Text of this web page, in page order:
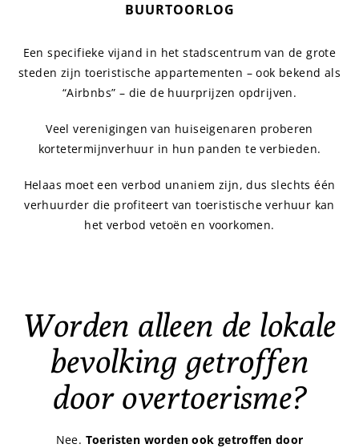
BUURTOORLOG
Een specifieke vijand in het stadscentrum van de grote
steden zijn toeristische appartementen – ook bekend als
“Airbnbs” – die de huurprijzen opdrijven.
Veel verenigingen van huiseigenaren proberen
kortetermijnverhuur in hun panden te verbieden.
Helaas moet een verbod unaniem zijn, dus slechts één
verhuurder die profiteert van toeristische verhuur kan
het verbod vetoën en voorkomen.
Worden alleen de lokale
bevolking getroffen
door overtoerisme?
Nee. Toeristen worden ook getroffen door